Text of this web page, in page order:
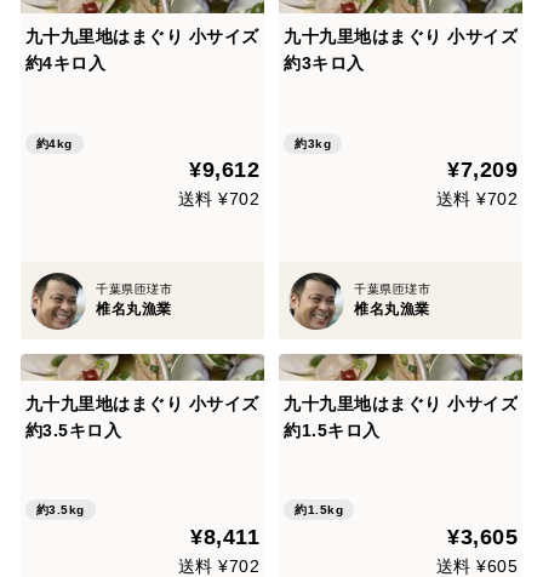
九十九里地はまぐり 小サイズ
約4キロ入
約4kg
¥9,612
送料 ¥702
千葉県匝瑳市
椎名丸漁業
九十九里地はまぐり 小サイズ
約3キロ入
約3kg
¥7,209
送料 ¥702
千葉県匝瑳市
椎名丸漁業
九十九里地はまぐり 小サイズ
約3.5キロ入
約3.5kg
¥8,411
送料 ¥702
九十九里地はまぐり 小サイズ
約1.5キロ入
約1.5kg
¥3,605
送料 ¥605